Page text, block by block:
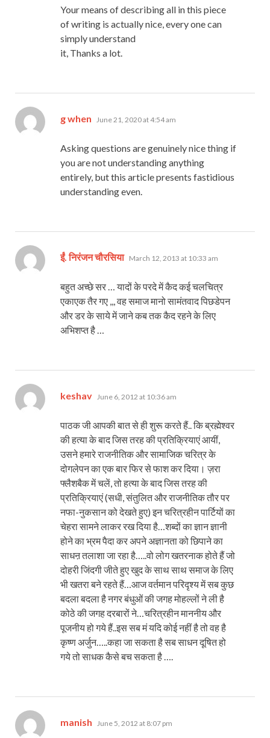
Your means of describing all in this piece
of writing is actually nice, every one can
simply understand
it, Thanks a lot.
g when says:
June 21, 2020 at 4:54 am
Asking questions are genuinely nice thing if
you are not understanding anything
entirely, but this article presents fastidious
understanding even.
ईं. निरंजन चौरसिया says:
March 12, 2013 at 10:33 am
बहुत अच्छे सर … यादों के परदे में कैद कई चलचित्र
एकाएक तैर गए ,,, वह समाज मानो सामंतवाद पिछडेपन
और डर के साये में जाने कब तक कैद रहने के लिए
अभिशप्त है …
keshav says:
June 6, 2012 at 10:36 am
पाठक जी आपकी बात से ही शुरू करते हैं.. कि ब्रह्मेश्वर
की हत्या के बाद जिस तरह की प्रतिक्रियाएं आयीं,
उसने हमारे राजनीतिक और सामाजिक चरित्र के
दोगलेपन का एक बार फिर से फाश कर दिया। ज़रा
फ्लैशबैक में चलें, तो हत्या के बाद जिस तरह की
प्रतिक्रियाएं (सधी, संतुलित और राजनीतिक तौर पर
नफा-नुकसान को देखते हुए) इन चरित्रहीन पार्टियों का
चेहरा सामने लाकर रख दिया है…शब्दों का ज्ञान ज्ञानी
होने का भ्रम पैदा कर अपने अज्ञानता को छिपाने का
साधऩ तलाशा जा रहा है…..वो लोग खतरनाक होते हैं जो
दोहरी जिंदगी जीते हुए खुद के साथ साथ समाज के लिए
भी खतरा बने रहते हैं…आज वर्तमान परिदृश्य में सब कुछ
बदला बदला है नगर बंधुओं की जगह मोहल्लों ने ली है
कोठे की जगह दरबारों ने…चरित्रहीन माननीय और
पूजनीय हो गये हैं..इस सब मं यदि कोई नहीं है तो वह है
कृष्ण अर्जुन…..कहा जा सकता है सब साधन दूषित हो
गये तो साधक कैसे बच सकता है ….
manish says:
June 5, 2012 at 8:07 pm